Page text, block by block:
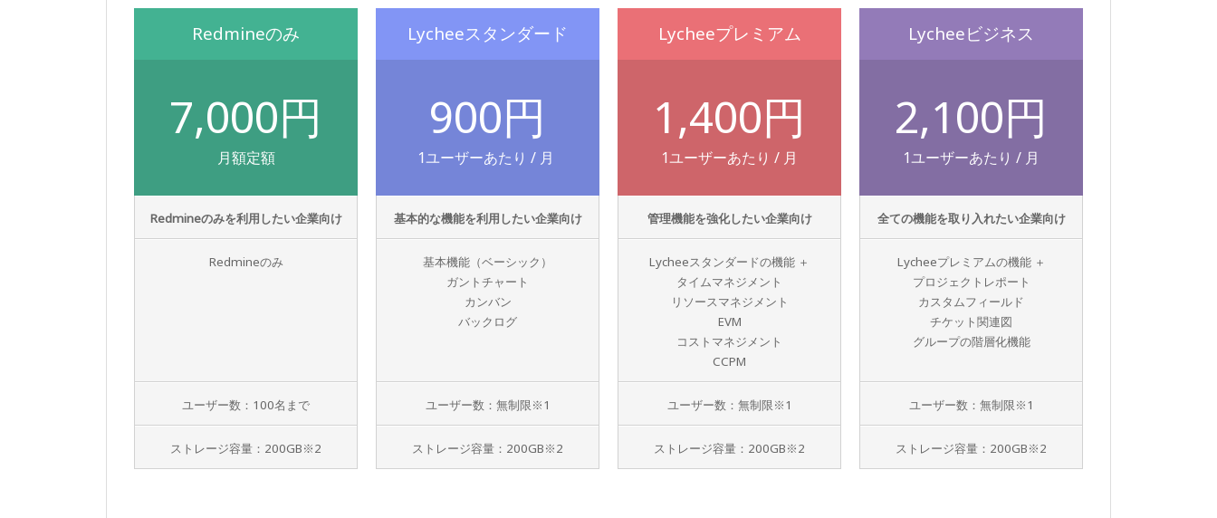
Redmineのみ
7,000円
月額定額
Redmineのみを利用したい企業向け
Redmineのみ
ユーザー数：100名まで
ストレージ容量：200GB※2
Lycheeスタンダード
900円
1ユーザーあたり / 月
基本的な機能を利用したい企業向け
基本機能（ベーシック）
ガントチャート
カンバン
バックログ
ユーザー数：無制限※1
ストレージ容量：200GB※2
Lycheeプレミアム
1,400円
1ユーザーあたり / 月
管理機能を強化したい企業向け
Lycheeスタンダードの機能 ＋
タイムマネジメント
リソースマネジメント
EVM
コストマネジメント
CCPM
ユーザー数：無制限※1
ストレージ容量：200GB※2
Lycheeビジネス
2,100円
1ユーザーあたり / 月
全ての機能を取り入れたい企業向け
Lycheeプレミアムの機能 ＋
プロジェクトレポート
カスタムフィールド
チケット関連図
グループの階層化機能
ユーザー数：無制限※1
ストレージ容量：200GB※2